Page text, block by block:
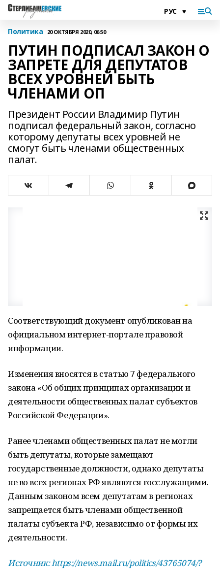
Политика 20 ОКТЯБРЯ 2020, 06:50
ПУТИН ПОДПИСАЛ ЗАКОН О
ЗАПРЕТЕ ДЛЯ ДЕПУТАТОВ
ВСЕХ УРОВНЕЙ БЫТЬ
ЧЛЕНАМИ ОП
Президент России Владимир Путин
подписал федеральный закон, согласно
которому депутаты всех уровней не
смогут быть членами общественных
палат.
Соответствующий документ опубликован на
официальном интернет-портале правовой
информации.
Изменения вносятся в статью 7 федерального
закона «Об общих принципах организации и
деятельности общественных палат субъектов
Российской Федерации».
Ранее членами общественных палат не могли
быть депутаты, которые замещают
государственные должности, однако депутаты
не во всех регионах РФ являются госслужащими.
Данным законом всем депутатам в регионах
запрещается быть членами общественной
палаты субъекта РФ, независимо от формы их
деятельности.
Источник: https://news.mail.ru/politics/43765074/?